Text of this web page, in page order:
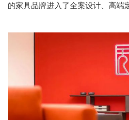
的家具品牌进入了全案设计、高端